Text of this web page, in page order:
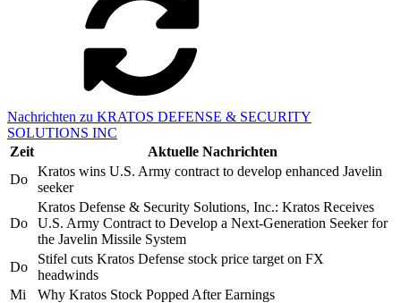
Nachrichten zu KRATOS DEFENSE & SECURITY
SOLUTIONS INC
Zeit
Aktuelle Nachrichten
Do
Kratos wins U.S. Army contract to develop enhanced Javelin
seeker
Do
Kratos Defense & Security Solutions, Inc.: Kratos Receives
U.S. Army Contract to Develop a Next-Generation Seeker for
the Javelin Missile System
Do
Stifel cuts Kratos Defense stock price target on FX
headwinds
Mi
Why Kratos Stock Popped After Earnings